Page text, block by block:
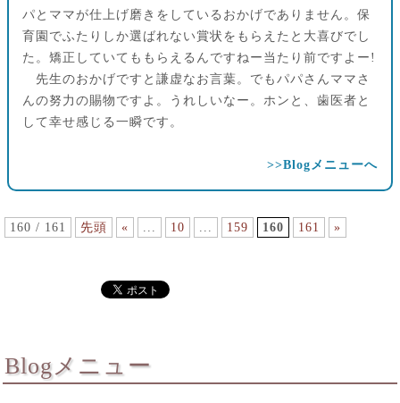
パとママが仕上げ磨きをしているおかげでありません。保
育園でふたりしか選ばれない賞状をもらえたと大喜びでし
た。矯正していてももらえるんですねー当たり前ですよー!
先生のおかげですと謙虚なお言葉。でもパパさんママさ
んの努力の賜物ですよ。うれしいなー。ホンと、歯医者と
して幸せ感じる一瞬です。
>>Blogメニューへ
160 / 161 先頭 « ... 10 ... 159 160 161 »
Blogメニュー